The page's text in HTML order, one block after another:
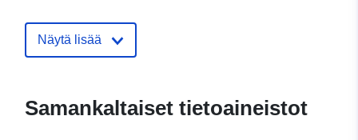
uriRef:
Näytä lisää
Samankaltaiset tietoaineistot